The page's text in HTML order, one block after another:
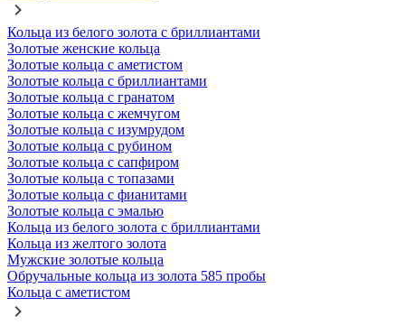
Кольца из белого золота с бриллиантами
Золотые женские кольца
Золотые кольца с аметистом
Золотые кольца с бриллиантами
Золотые кольца с гранатом
Золотые кольца с жемчугом
Золотые кольца с изумрудом
Золотые кольца с рубином
Золотые кольца с сапфиром
Золотые кольца с топазами
Золотые кольца с фианитами
Золотые кольца с эмалью
Кольца из белого золота с бриллиантами
Кольца из желтого золота
Мужские золотые кольца
Обручальные кольца из золота 585 пробы
Кольца с аметистом